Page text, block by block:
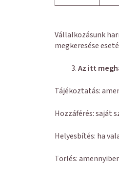
Vállalkozásunk
megkeresése
Az itt
Tájékoztatás:
Hozzáférés: saját
Helyesbítés: ha
Törlés: